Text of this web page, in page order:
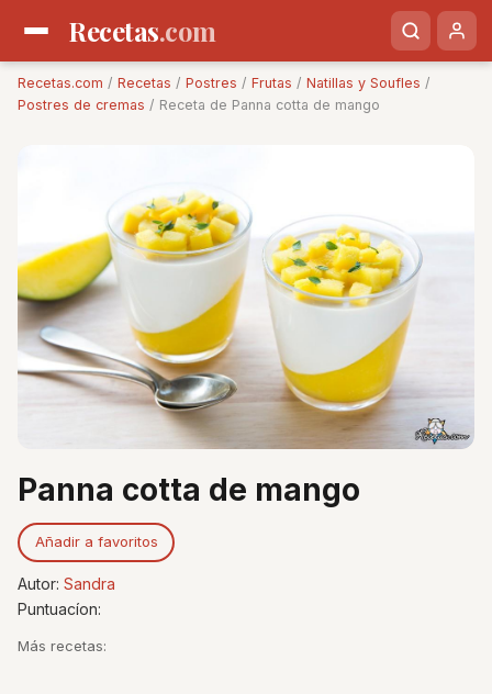
Recetas.com
Recetas.com / Recetas / Postres / Frutas / Natillas y Soufles /
Postres de cremas / Receta de Panna cotta de mango
Panna cotta de mango
Añadir a favoritos
Autor: Sandra
Puntuacíon:
Más recetas: